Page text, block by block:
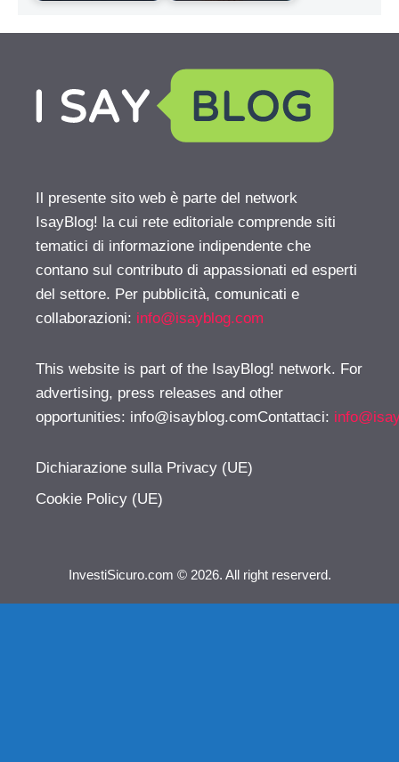
Il presente sito web è parte del network
IsayBlog! la cui rete editoriale comprende siti
tematici di informazione indipendente che
contano sul contributo di appassionati ed esperti
del settore. Per pubblicità, comunicati e
collaborazioni: info@isayblog.com
This website is part of the IsayBlog! network. For
advertising, press releases and other
opportunities: info@isayblog.comContattaci:
Dichiarazione sulla Privacy (UE)
Cookie Policy (UE)
InvestiSicuro.com © 2026. All right reserverd.